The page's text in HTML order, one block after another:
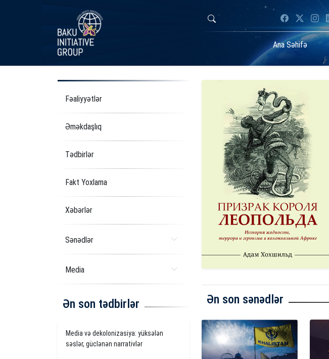
Ana Səhifə
Fəaliyyətlər
Əməkdaşlıq
Tədbirlər
Fakt Yoxlama
Xəbərlər
Sənədlər
Media
Ən son tədbirlər
Media və dekolonizasiya: yüksələn
səslər, güclənən narrativlər
Ən son sənədlər